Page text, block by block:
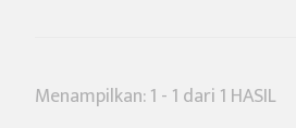
Menampilkan: 1 - 1 dari 1 HASIL